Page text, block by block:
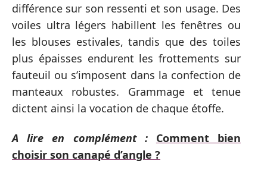
différence sur son ressenti et son usage. Des
voiles ultra légers habillent les fenêtres ou
les blouses estivales, tandis que des toiles
plus épaisses endurent les frottements sur
fauteuil ou s’imposent dans la confection de
manteaux robustes. Grammage et tenue
dictent ainsi la vocation de chaque étoffe.
A lire en complément :
Comment bien
choisir son canapé d’angle ?